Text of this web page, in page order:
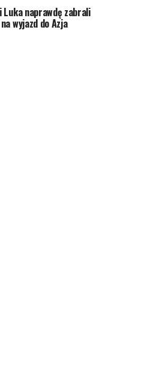
Luka naprawdę zabrali
wyjazd do Azja